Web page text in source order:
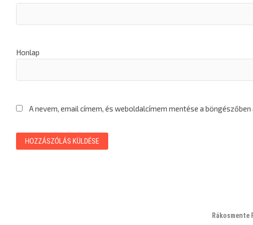
Honlap
A nevem, email címem, és weboldalcímem mentése a
Rákosmente